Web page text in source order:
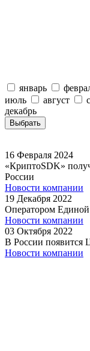
январь
июль
август
декабрь
Выбрать
16 Февраля 2024
«КриптоSDK»
России
Новости компании
19 Декабря 2022
Оператором
Новости компании
03 Октября 2022
В России появится
Новости компании